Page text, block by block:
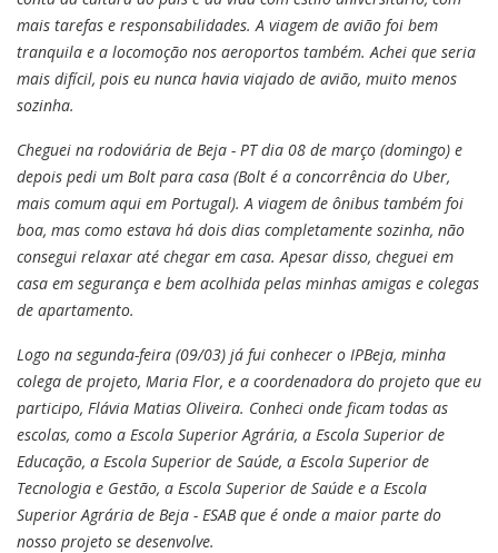
mais tarefas e responsabilidades. A viagem de avião foi bem
tranquila e a locomoção nos aeroportos também. Achei que seria
mais difícil, pois eu nunca havia viajado de avião, muito menos
sozinha.
Cheguei na rodoviária de Beja - PT dia 08 de março (domingo) e
depois pedi um Bolt para casa (Bolt é a concorrência do Uber,
mais comum aqui em Portugal). A viagem de ônibus também foi
boa, mas como estava há dois dias completamente sozinha, não
consegui relaxar até chegar em casa. Apesar disso, cheguei em
casa em segurança e bem acolhida pelas minhas amigas e colegas
de apartamento.
Logo na segunda-feira (09/03) já fui conhecer o IPBeja, minha
colega de projeto, Maria Flor, e a coordenadora do projeto que eu
participo, Flávia Matias Oliveira. Conheci onde ficam todas as
escolas, como a Escola Superior Agrária, a Escola Superior de
Educação, a Escola Superior de Saúde, a Escola Superior de
Tecnologia e Gestão, a Escola Superior de Saúde e a Escola
Superior Agrária de Beja - ESAB que é onde a maior parte do
nosso projeto se desenvolve.